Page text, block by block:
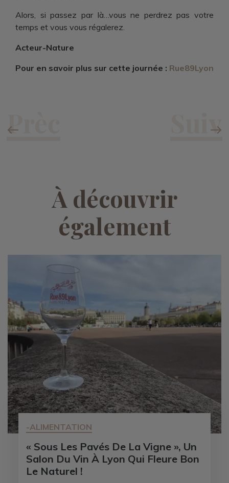
Alors, si passez par là…vous ne perdrez pas votre
temps et vous vous régalerez.
Acteur-Nature
Pour en savoir plus sur cette journée : Rue89Lyon
À découvrir
également
-ALIMENTATION
« Sous Les Pavés De La Vigne », Un
Salon Du Vin À Lyon Qui Fleure Bon
Le Naturel !